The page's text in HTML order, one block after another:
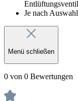
Je nach
Menü schließen
0 von 0 Bewertungen